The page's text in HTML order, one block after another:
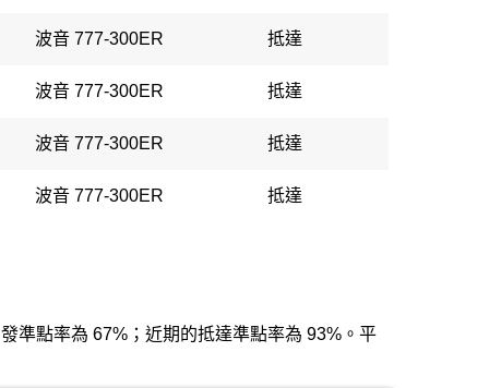
波音 777-300ER 抵達
波音 777-300ER 抵達
波音 777-300ER 抵達
波音 777-300ER 抵達
準點率為 67%；近期的抵達準點率為 93%。平